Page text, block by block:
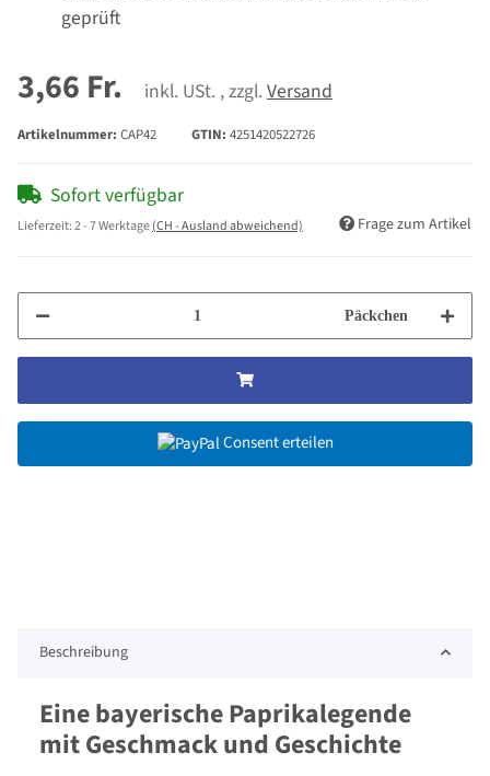
geprüft
3,66 Fr. inkl. USt. , zzgl. Versand
Artikelnummer: CAP42 GTIN: 4251420522726
Sofort verfügbar
Lieferzeit:2 - 7 Werktage(CH - Ausland abweichend) Frage zum Artikel
Päckchen
Consent erteilen
Beschreibung
Eine bayerische Paprikalegende
mit Geschmack und Geschichte